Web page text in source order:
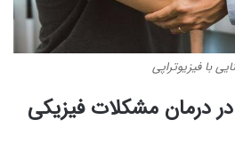
با فیزیوتراپی
در درمان مشکلات فیزیکی